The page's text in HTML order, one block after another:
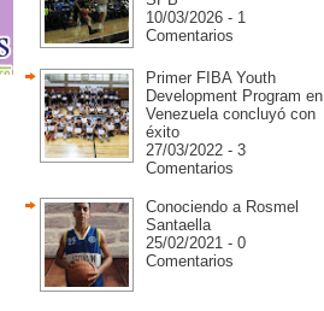
10/03/2026 - 1
Comentarios
Primer FIBA Youth
Development Program en
Venezuela concluyó con
éxito
27/03/2022 - 3
Comentarios
Conociendo a Rosmel
Santaella
25/02/2021 - 0
Comentarios